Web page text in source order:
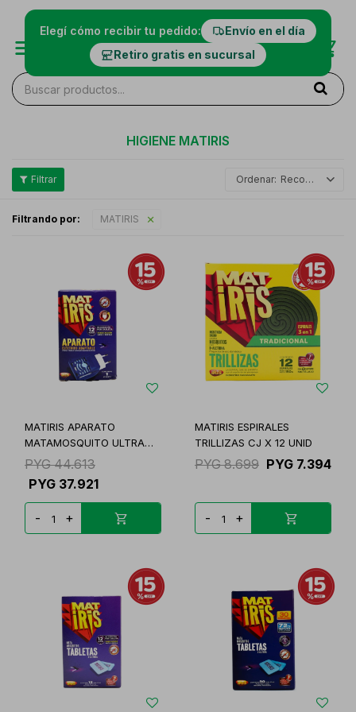
Elegí cómo recibir tu pedido:
Envío en el día
Retiro gratis en sucursal
HIGIENE MATIRIS
Recomendados
Filtrando por: MATIRIS
MATIRIS APARATO
MATAMOSQUITO ULTRA
UNID
PYG 44.613
PYG 37.921
- +
MATIRIS ESPIRALES
TRILLIZAS CJ X 12 UNID
PYG 8.699 PYG 7.394
- +